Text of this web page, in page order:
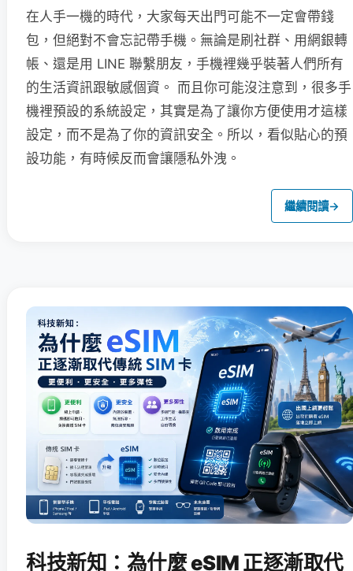
在人手一機的時代，大家每天出門可能不一定會帶錢
包，但絕對不會忘記帶手機。無論是刷社群、用網銀轉
帳、還是用 LINE 聯繫朋友，手機裡幾乎裝著人們所有
的生活資訊跟敏感個資。 而且你可能沒注意到，很多手
機裡預設的系統設定，其實是為了讓你方便使用才這樣
設定，而不是為了你的資訊安全。所以，看似貼心的預
設功能，有時候反而會讓隱私外洩。
繼續閱讀→
科技新知：為什麼 eSIM 正逐漸取代